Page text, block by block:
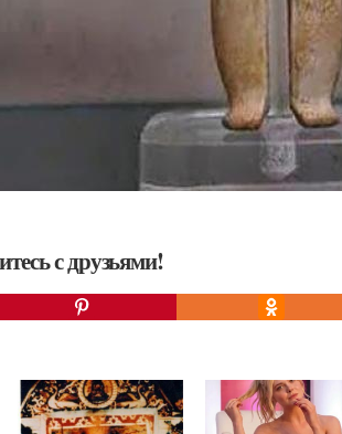
с друзьями!